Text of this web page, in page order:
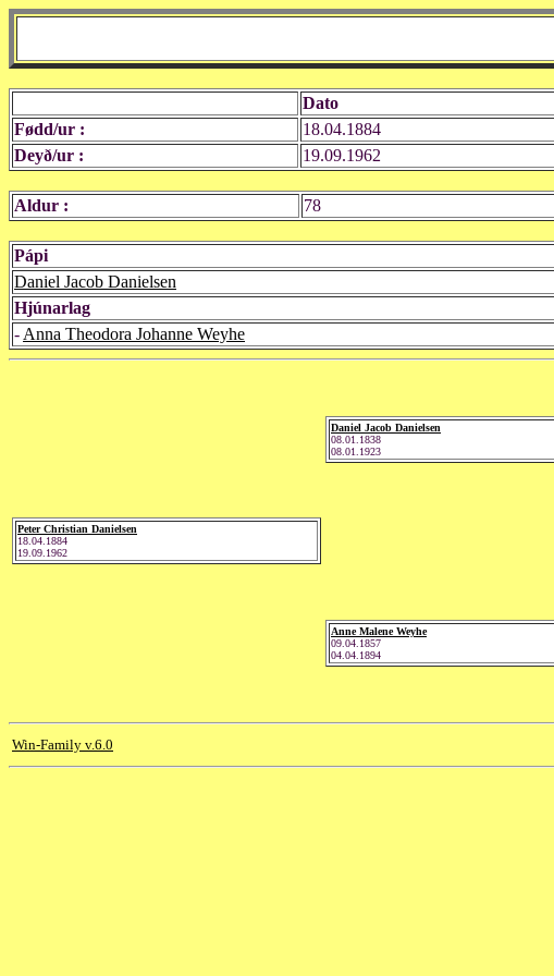
Dato
Fødd/ur :
18.04.1884
Deyð/ur :
19.09.1962
Aldur : 78
Pápi
Daniel Jacob Danielsen
Hjúnarlag
- Anna Theodora Johanne Weyhe
Peter Christian Danielsen
18.04.1884
19.09.1962
Daniel Jacob Danielsen
08.01.1838
08.01.1923
Anne Malene Weyhe
09.04.1857
04.04.1894
Win-Family v.6.0